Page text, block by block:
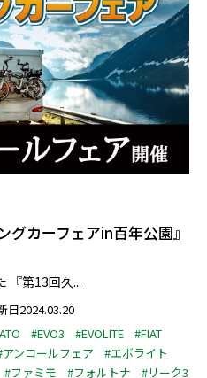
グカーフェアin百年公園』
『第13回久...
日2024.03.20
#EVO3 #EVOLITE
#FIAT
アンコールフェア
#エボライト
#ファミモ #フォルトナ
#リーク3